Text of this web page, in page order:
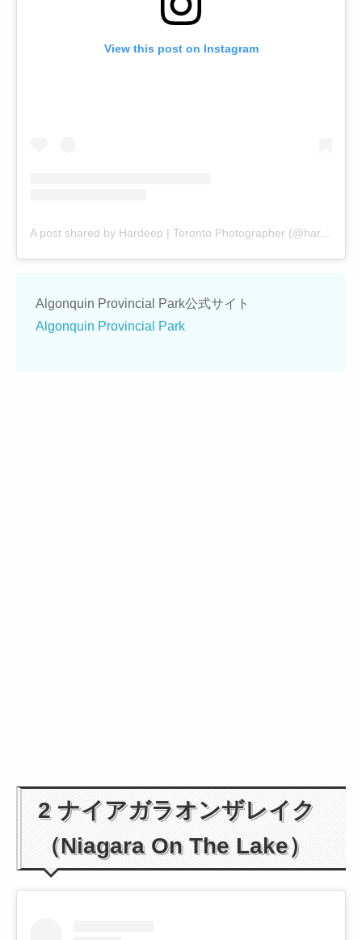
View this post on Instagram
Algonquin Provincial Park公式サイト
Algonquin Provincial Park
2 ナイアガラオンザレイク
（Niagara On The Lake）